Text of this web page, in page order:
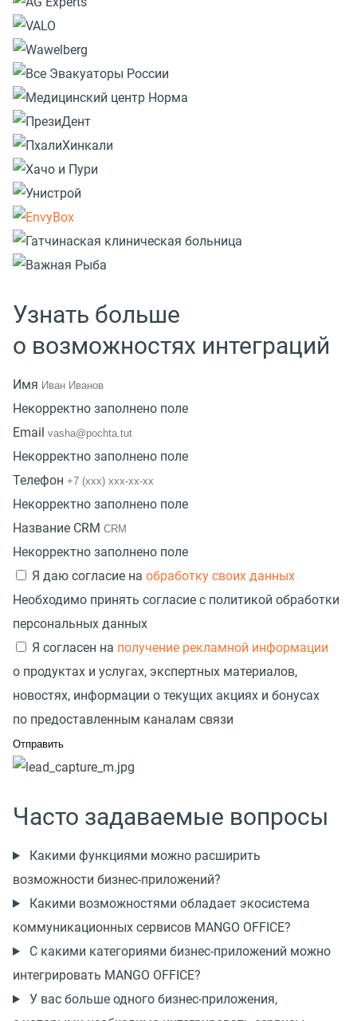
Узнать больше
о возможностях интеграций
Имя
Некорректно заполнено поле
Email
Некорректно заполнено поле
Телефон
Некорректно заполнено поле
Название CRM
Некорректно заполнено поле
Я даю согласие на обработку своих данных
Необходимо принять согласие с политикой обработки
персональных данных
Я согласен на получение рекламной информации
о продуктах и услугах, экспертных материалов,
новостях, информации о текущих акциях и бонусах
по предоставленным каналам связи
Часто задаваемые вопросы
Какими функциями можно расширить
возможности бизнес-приложений?
Какими возможностями обладает экосистема
коммуникационных сервисов MANGO OFFICE?
С какими категориями бизнес-приложений можно
интегрировать MANGO OFFICE?
У вас больше одного бизнес-приложения,